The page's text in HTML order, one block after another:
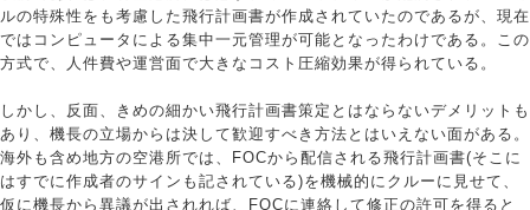
ルの特殊性をも考慮した飛行計画書が作成されていたのであるが、現在
ではコンピュータによる集中一元管理が可能となったわけである。この
方式で、人件費や運営面で大きなコスト圧縮効果が得られている。
しかし、反面、きめの細かい飛行計画書策定とはならないデメリットも
あり、機長の立場からは決して歓迎すべき方法とはいえない面がある。
海外も含め地方の空港所では、FOCから配信される飛行計画書(そこに
はすでに作成者のサインも記されている)を機械的にクルーに見せて、
仮に機長から異議が出されれば、FOCに連絡して修正の許可を得ると